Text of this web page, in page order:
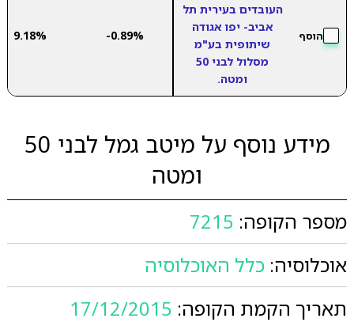
הוסף
העובדים בעירית תל
אביב- יפו אגודה
שיתופית בע"מ
מסלול לבני 50
ומטה.
-0.89%
9.18%
מידע נוסף על מיטב גמל לבני 50
ומטה
מספר הקופה: 7215
אוכלוסיה: כלל האוכלוסיה
תאריך הקמת הקופה: 17/12/2015